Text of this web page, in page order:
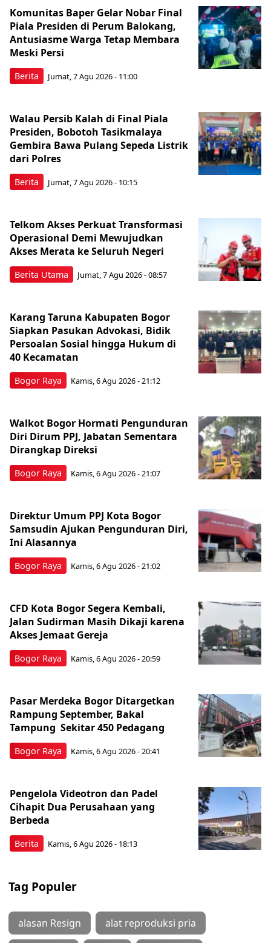
Berita
Komunitas Baper Gelar Nobar Final
Piala Presiden di Perum Balokang,
Antusiasme Warga Tetap Membara
Meski Persi
Jumat, 7 Agu 2026 - 11:00
Berita
Walau Persib Kalah di Final Piala
Presiden, Bobotoh Tasikmalaya
Gembira Bawa Pulang Sepeda Listrik
dari Polres
Jumat, 7 Agu 2026 - 10:15
Berita Utama
Telkom Akses Perkuat Transformasi
Operasional Demi Mewujudkan
Akses Merata ke Seluruh Negeri
Jumat, 7 Agu 2026 - 08:57
Bogor Raya
Karang Taruna Kabupaten Bogor
Siapkan Pasukan Advokasi, Bidik
Persoalan Sosial hingga Hukum di
40 Kecamatan
Kamis, 6 Agu 2026 - 21:12
Bogor Raya
Walkot Bogor Hormati Pengunduran
Diri Dirum PPJ, Jabatan Sementara
Dirangkap Direksi
Kamis, 6 Agu 2026 - 21:07
Bogor Raya
Direktur Umum PPJ Kota Bogor
Samsudin Ajukan Pengunduran Diri,
Ini Alasannya
Kamis, 6 Agu 2026 - 21:02
Bogor Raya
CFD Kota Bogor Segera Kembali,
Jalan Sudirman Masih Dikaji karena
Akses Jemaat Gereja
Kamis, 6 Agu 2026 - 20:59
Bogor Raya
Pasar Merdeka Bogor Ditargetkan
Rampung September, Bakal
Tampung Sekitar 450 Pedagang
Kamis, 6 Agu 2026 - 20:41
Berita
Pengelola Videotron dan Padel
Cihapit Dua Perusahaan yang
Berbeda
Kamis, 6 Agu 2026 - 18:13
Tag Populer
alasan Resign alat reproduksi pria